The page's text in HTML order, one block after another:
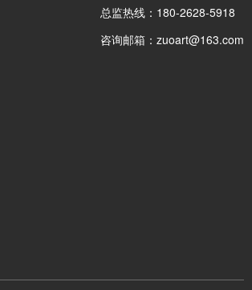
总监热线：180-2628-5918
咨询邮箱：zuoart@163.com